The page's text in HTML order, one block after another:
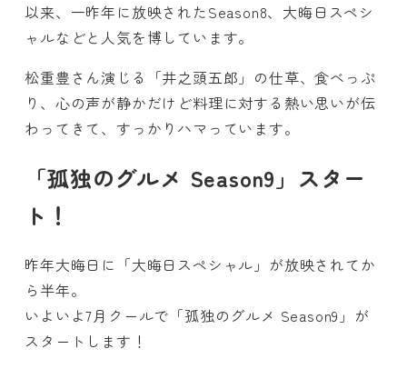
以来、一昨年に放映されたSeason8、大晦日スペシ
ャルなどと人気を博しています。
松重豊さん演じる「井之頭五郎」の仕草、食べっぷ
り、心の声が静かだけど料理に対する熱い思いが伝
わってきて、すっかりハマっています。
「孤独のグルメ Season9」スター
ト！
昨年大晦日に「大晦日スペシャル」が放映されてか
ら半年。
いよいよ7月クールで「孤独のグルメ Season9」が
スタートします！